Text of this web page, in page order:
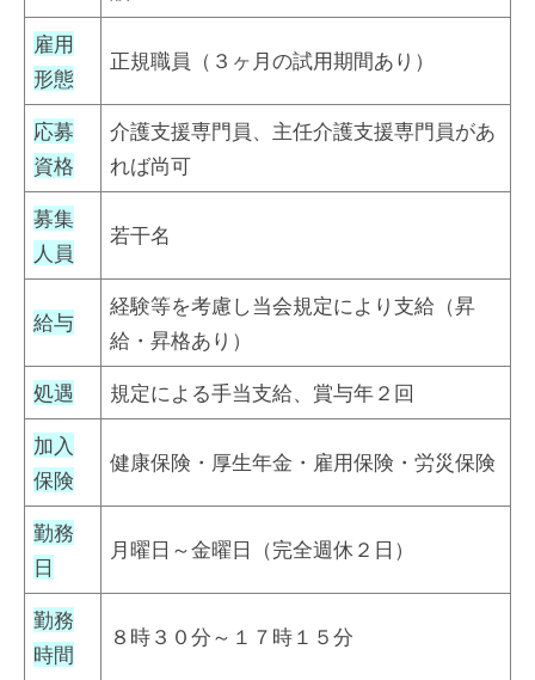
雇用
形態
正規職員（３ヶ月の試用期間あり）
応募
資格
介護支援専門員、主任介護支援専門員があ
れば尚可
募集
人員
若干名
給与
経験等を考慮し当会規定により支給（昇
給・昇格あり）
処遇 規定による手当支給、賞与年２回
加入
保険
健康保険・厚生年金・雇用保険・労災保険
勤務
日
月曜日～金曜日（完全週休２日）
勤務
時間
８時３０分～１７時１５分